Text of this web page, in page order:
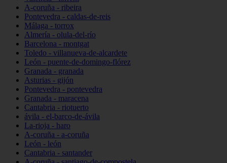
A-coruña - ribeira
Pontevedra - caldas-de-reis
Málaga - torrox
Almería - olula-del-río
Barcelona - montgat
Toledo - villanueva-de-alcardete
León - puente-de-domingo-flórez
Granada - granada
Asturias - gijón
Pontevedra - pontevedra
Granada - maracena
Cantabria - riotuerto
ávila - el-barco-de-ávila
La-rioja - haro
A-coruña - a-coruña
León - león
Cantabria - santander